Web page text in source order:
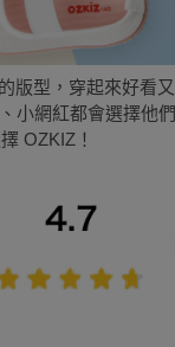
的版型，穿起來好看又
小網紅都會選擇他們
OZKIZ！